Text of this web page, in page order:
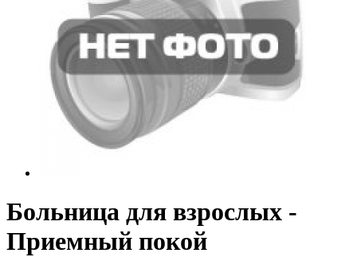
Больница для взрослых -
Приемный покой